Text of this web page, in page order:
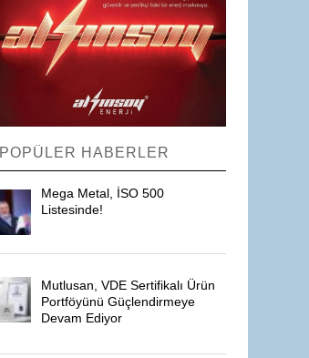
POPÜLER HABERLER
Mega Metal, İSO 500
Listesinde!
Mutlusan, VDE Sertifikalı Ürün
Portföyünü Güçlendirmeye
Devam Ediyor